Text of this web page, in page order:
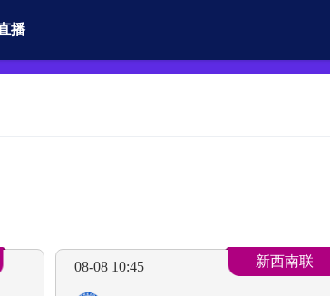
播
08-08 10:45 新西南联